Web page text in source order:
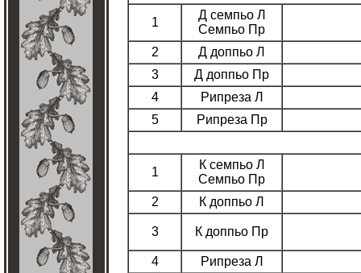
1
Д семпьо Л
Семпьо Пр
2
Д доппьо Л
3
Д доппьо Пр
4
Рипреза Л
5
Рипреза Пр
1
К семпьо Л
Семпьо Пр
2
К доппьо Л
3 К доппьо Пр
4
Рипреза Л